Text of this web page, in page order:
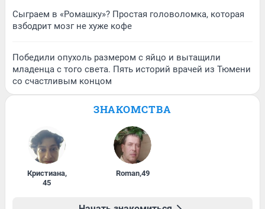
Сыграем в «Ромашку»? Простая головоломка, которая
взбодрит мозг не хуже кофе
Победили опухоль размером с яйцо и вытащили
младенца с того света. Пять историй врачей из Тюмени
со счастливым концом
ЗНАКОМСТВА
Кристиана,
45
Roman,49